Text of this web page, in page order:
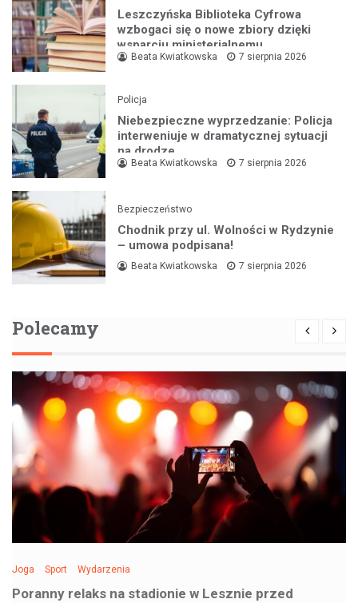
Leszczyńska Biblioteka Cyfrowa
wzbogaci się o nowe zbiory dzięki
wsparciu ministerialnemu
Beata Kwiatkowska 7 sierpnia 2026
Policja
Niebezpieczne wyprzedzanie: Policja
interweniuje w dramatycznej sytuacji
na drodze
Beata Kwiatkowska 7 sierpnia 2026
Bezpieczeństwo
Chodnik przy ul. Wolności w Rydzynie
– umowa podpisana!
Beata Kwiatkowska 7 sierpnia 2026
Polecamy
Joga Sport Wydarzenia
Poranny relaks na stadionie w Lesznie przed